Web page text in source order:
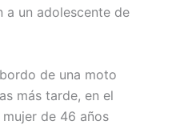
un adolescente de
de una moto
más tarde, en el
de 46 años